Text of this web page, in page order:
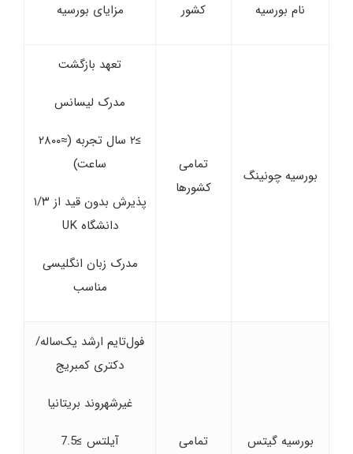
نام بورسیه
کشور مزایای بورسیه
بورسیه چونینگ
تمامی
کشورها
تعهد بازگشت
مدرک لیسانس
≥۲ سال تجربه (≈۲۸۰۰
ساعت)
پذیرش بدون قید از ۱/۳
دانشگاه UK
مدرک زبان انگلیسی
مناسب
بورسیه گیتس تمامی
فول‌تایم ارشد یک‌ساله/
دکتری کمبریج
غیرشهروند بریتانیا
آیلتس ≥7.5